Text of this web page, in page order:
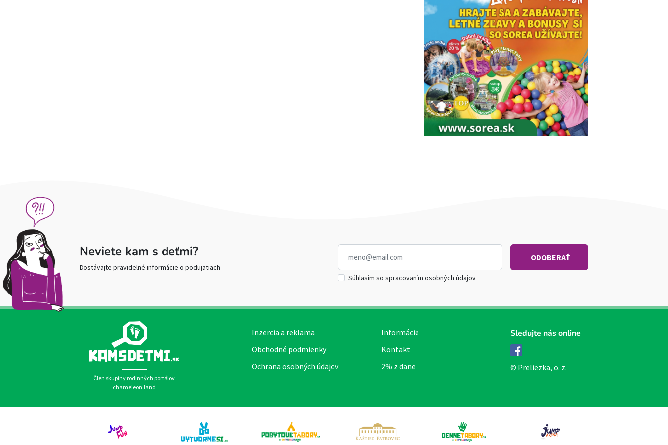
Neviete kam s deťmi?
Dostávajte pravidelné informácie o podujatiach
Súhlasím so spracovaním osobných údajov
Člen skupiny rodinných portálov
chameleon.land
Inzercia a reklama
Obchodné podmienky
Ochrana osobných údajov
Informácie
Kontakt
2% z dane
Sledujte nás online
© Preliezka, o. z.